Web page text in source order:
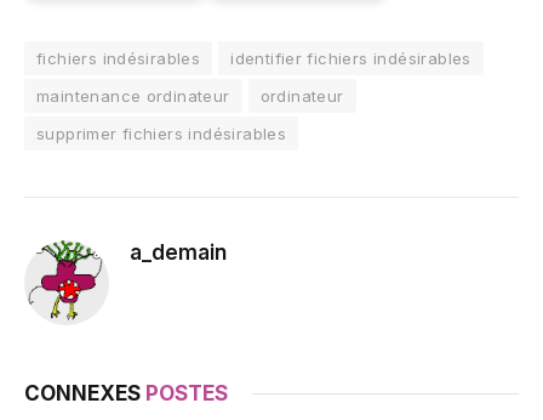
fichiers indésirables
identifier fichiers indésirables
maintenance ordinateur
ordinateur
supprimer fichiers indésirables
a_demain
CONNEXES POSTES